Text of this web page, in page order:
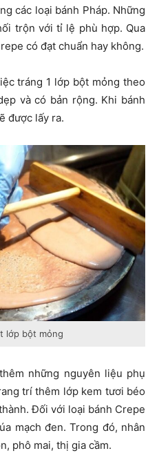
các loại bánh Pháp. Những
trộn với tỉ lệ phù hợp. Qua
có đạt chuẩn hay không.
tráng 1 lớp bột mỏng theo
và có bản rộng. Khi bánh
được lấy ra.
lớp bột mỏng
những nguyên liệu phụ
trí thêm lớp kem tươi béo
Đối với loại bánh Crepe
mạch đen. Trong đó, nhân
phô mai, thị gia cầm.